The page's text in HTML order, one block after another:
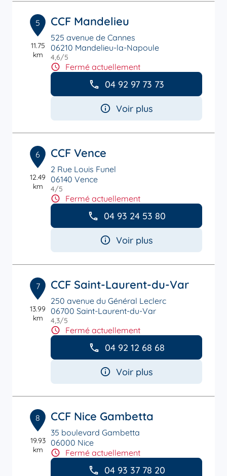
5
11.75
km
CCF Mandelieu
525 avenue de Cannes
06210 Mandelieu-la-Napoule
4,6/5
Fermé actuellement
04 92 97 73 73
Voir plus
6
12.49
km
CCF Vence
2 Rue Louis Funel
06140 Vence
4/5
Fermé actuellement
04 93 24 53 80
Voir plus
7
13.99
km
CCF Saint-Laurent-du-Var
250 avenue du Général Leclerc
06700 Saint-Laurent-du-Var
4,3/5
Fermé actuellement
04 92 12 68 68
Voir plus
8
19.93
km
CCF Nice Gambetta
35 boulevard Gambetta
06000 Nice
Fermé actuellement
04 93 37 78 20